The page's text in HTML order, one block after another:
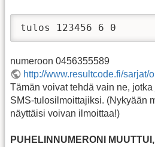
tulos 123456 6 0
numeroon 0456355589
http://www.resultcode.fi/sarjat/
Tämän voivat tehdä vain ne,
SMS-tulosilmoittajiksi. (Nykyään
näyttäisi voivan ilmoittaa!)
PUHELINNUMERONI